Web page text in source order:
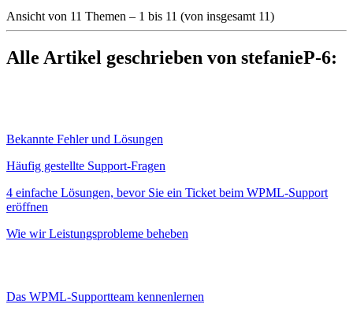
Ansicht von 11 Themen – 1 bis 11 (von insgesamt 11)
Alle Artikel geschrieben von stefanieP-6:
Bekannte Fehler und Lösungen
Häufig gestellte Support-Fragen
4 einfache Lösungen, bevor Sie ein Ticket beim WPML-Support
eröffnen
Wie wir Leistungsprobleme beheben
Das WPML-Supportteam kennenlernen